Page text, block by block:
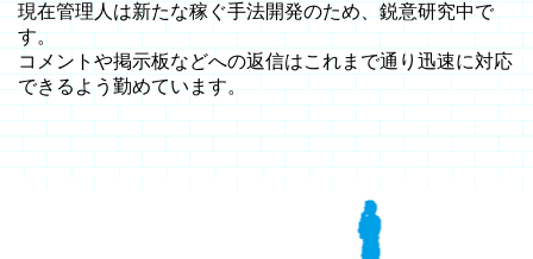
現在管理人は新たな稼ぐ手法開発のため、鋭意研究中で
す。
コメントや掲示板などへの返信はこれまで通り迅速に対応
できるよう勤めています。